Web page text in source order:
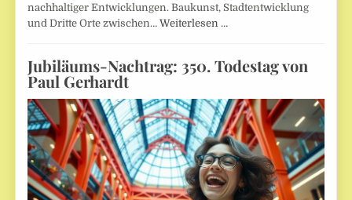
nachhaltiger Entwicklungen. Baukunst, Stadtentwicklung
und Dritte Orte zwischen…Weiterlesen …
Jubiläums-Nachtrag: 350. Todestag von
Paul Gerhardt